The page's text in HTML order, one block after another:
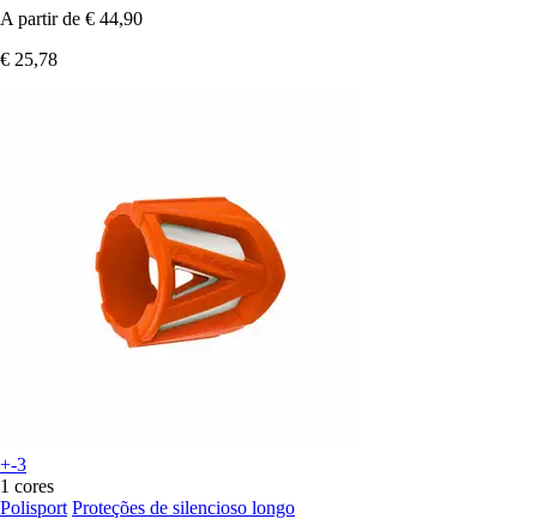
A partir de € 44,90
€ 25,78
+-3
1 cores
Polisport Proteções de silencioso longo